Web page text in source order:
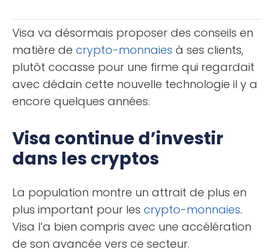
Visa va désormais proposer des conseils en
matière de crypto-monnaies à ses clients,
plutôt cocasse pour une firme qui regardait
avec dédain cette nouvelle technologie il y a
encore quelques années.
Visa continue d’investir
dans les cryptos
La population montre un attrait de plus en
plus important pour les crypto-monnaies.
Visa l’a bien compris avec une accélération
de son avancée vers ce secteur.